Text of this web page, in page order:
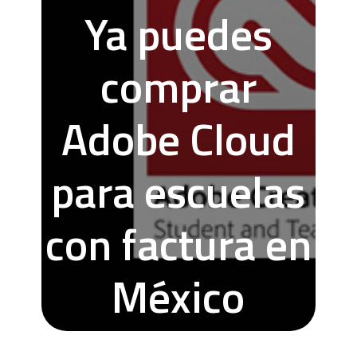
Ya puedes
comprar
Adobe Cloud
para escuelas
con factura en
México